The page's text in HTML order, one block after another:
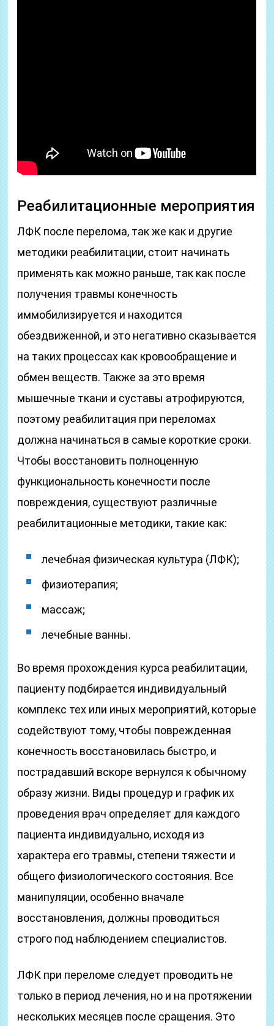
Реабилитационные мероприятия
ЛФК после перелома, так же как и другие
методики реабилитации, стоит начинать
применять как можно раньше, так как после
получения травмы конечность
иммобилизируется и находится
обездвиженной, и это негативно сказывается
на таких процессах как кровообращение и
обмен веществ. Также за это время
мышечные ткани и суставы атрофируются,
поэтому реабилитация при переломах
должна начинаться в самые короткие сроки.
Чтобы восстановить полноценную
функциональность конечности после
повреждения, существуют различные
реабилитационные методики, такие как:
лечебная физическая культура (ЛФК);
физиотерапия;
массаж;
лечебные ванны.
Во время прохождения курса реабилитации,
пациенту подбирается индивидуальный
комплекс тех или иных мероприятий, которые
содействуют тому, чтобы поврежденная
конечность восстановилась быстро, и
пострадавший вскоре вернулся к обычному
образу жизни. Виды процедур и график их
проведения врач определяет для каждого
пациента индивидуально, исходя из
характера его травмы, степени тяжести и
общего физиологического состояния. Все
манипуляции, особенно вначале
восстановления, должны проводиться
строго под наблюдением специалистов.
ЛФК при переломе следует проводить не
только в период лечения, но и на протяжении
нескольких месяцев после сращения. Это